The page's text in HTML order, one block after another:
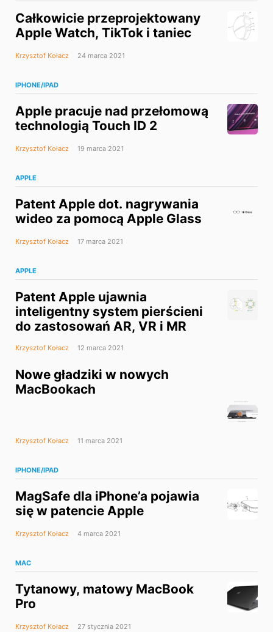
Całkowicie przeprojektowany
Apple Watch, TikTok i taniec
Krzysztof Kołacz 24 marca 2021
IPHONE/IPAD
Apple pracuje nad przełomową
technologią Touch ID 2
Krzysztof Kołacz 19 marca 2021
APPLE
Patent Apple dot. nagrywania
wideo za pomocą Apple Glass
Krzysztof Kołacz 17 marca 2021
APPLE
Patent Apple ujawnia
inteligentny system pierścieni
do zastosowań AR, VR i MR
Krzysztof Kołacz 12 marca 2021
Nowe gładziki w nowych
MacBookach
Krzysztof Kołacz 11 marca 2021
IPHONE/IPAD
MagSafe dla iPhone’a pojawia
się w patencie Apple
Krzysztof Kołacz 4 marca 2021
MAC
Tytanowy, matowy MacBook
Pro
Krzysztof Kołacz 27 stycznia 2021